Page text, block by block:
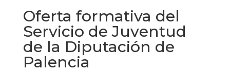
Oferta formativa del
Servicio de Juventud
de la Diputación de
Palencia